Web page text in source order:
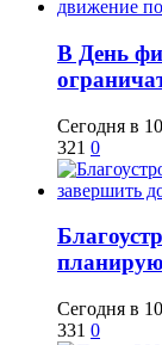
​В День
Сегодня в
321 0
Сегодня в
331 0